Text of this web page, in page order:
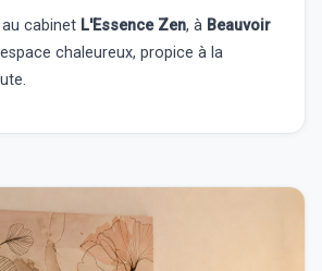
cabinet L'Essence Zen, à Beauvoir
chaleureux, propice à la